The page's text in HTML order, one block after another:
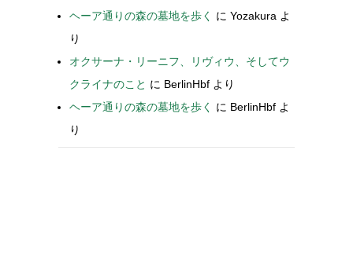
ヘーア通りの森の墓地を歩く
に Yozakura よ
り
オクサーナ・リーニフ、リヴィウ、そしてウ
クライナのこと に BerlinHbf より
ヘーア通りの森の墓地を歩く
に BerlinHbf よ
り